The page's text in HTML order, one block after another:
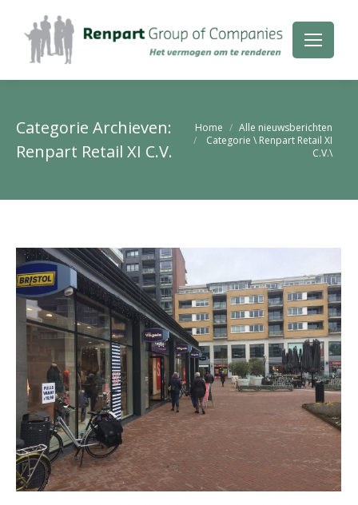
Categorie Archieven:
Renpart Retail XI C.V.
Je bent hier:
Home
Alle nieuwsberichten
Categorie \ Renpart Retail XI
C.V.\